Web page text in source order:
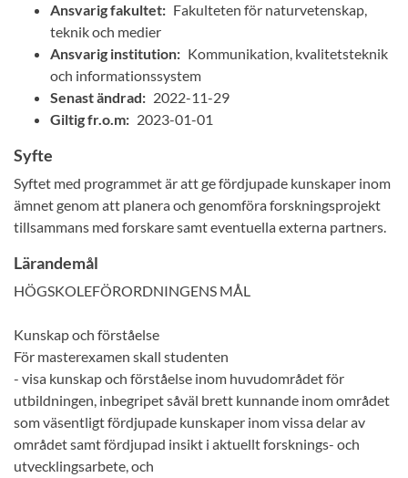
Ansvarig fakultet: Fakulteten för naturvetenskap,
teknik och medier
Ansvarig institution: Kommunikation, kvalitetsteknik
och informationssystem
Senast ändrad: 2022-11-29
Giltig fr.o.m: 2023-01-01
Syfte
Syftet med programmet är att ge fördjupade kunskaper inom
ämnet genom att planera och genomföra forskningsprojekt
tillsammans med forskare samt eventuella externa partners.
Lärandemål
HÖGSKOLEFÖRORDNINGENS MÅL
Kunskap och förståelse
För masterexamen skall studenten
- visa kunskap och förståelse inom huvudområdet för
utbildningen, inbegripet såväl brett kunnande inom området
som väsentligt fördjupade kunskaper inom vissa delar av
området samt fördjupad insikt i aktuellt forsknings- och
utvecklingsarbete, och